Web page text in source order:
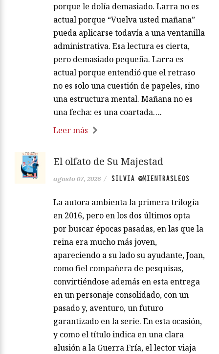
porque le dolía demasiado. Larra no es
actual porque “Vuelva usted mañana”
pueda aplicarse todavía a una ventanilla
administrativa. Esa lectura es cierta,
pero demasiado pequeña. Larra es
actual porque entendió que el retraso
no es solo una cuestión de papeles, sino
una estructura mental. Mañana no es
una fecha: es una coartada….
Leer más
El olfato de Su Majestad
agosto 07, 2026 / SILVIA @MIENTRASLEOS
La autora ambienta la primera trilogía
en 2016, pero en los dos últimos opta
por buscar épocas pasadas, en las que la
reina era mucho más joven,
apareciendo a su lado su ayudante, Joan,
como fiel compañera de pesquisas,
convirtiéndose además en esta entrega
en un personaje consolidado, con un
pasado y, aventuro, un futuro
garantizado en la serie. En esta ocasión,
y como el título indica en una clara
alusión a la Guerra Fría, el lector viaja